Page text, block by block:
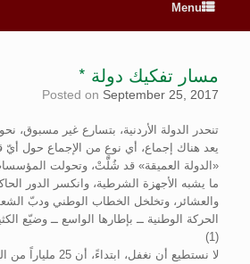
Menu
مسار تفكيك دولة *
Posted on September 25, 2017
تنحدر الدولة الأردنية، بتسارع غير مسبوق،
يعد هناك إجماع، أي نوعٍ من الإجماع حول أيّ
«الدولة العميقة» قد شُلّتْ، وتحولت المؤسسات
ما يشبه الأجهزة الشرطية، وانكسر الدور
والعشائر، وتخلخل الخطاب الوطني ودبّ
الحركة الوطنية ــ بإطارها الواسع ــ وضيّع
(1)
لا نستطيع أن نغفل،